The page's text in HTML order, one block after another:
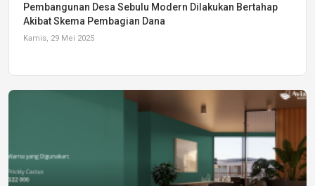
Pembangunan Desa Sebulu Modern Dilakukan Bertahap
Akibat Skema Pembagian Dana
Kamis, 29 Mei 2025